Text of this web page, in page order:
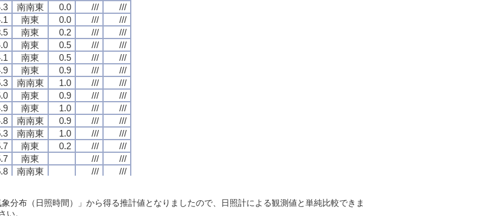
南南東 0.0 ///
///
南東 0.0 ///
///
南東 0.2 ///
///
南東 0.5 ///
///
南東 0.5 ///
///
南東 0.9 ///
///
南南東 1.0 ///
///
南東 0.9 ///
///
南東 1.0 ///
///
南南東 0.9 ///
///
南南東 1.0 ///
///
南東 0.2 ///
///
南東 ///
///
南南東 ///
///
南南東
///
南南東 /// ///
南南東 0.0 ///
///
南東 0.0 ///
///
南東 0.2 ///
///
南東 0.5 ///
///
南東 0.5 ///
///
南東 0.9 ///
///
南南東 1.0 ///
///
南東 0.9 ///
///
南東 1.0 ///
///
南南東 0.9 ///
///
南南東 1.0 ///
///
南東 0.2 ///
///
南東 ///
///
南南東 ///
///
南南東
///
南南東 /// ///
南南東 0.0 ///
///
南東 0.0 ///
///
南東 0.2 ///
///
南東 0.5 ///
///
南東 0.5 ///
///
南東 0.9 ///
///
南南東 1.0 ///
///
南東 0.9 ///
///
南東 1.0 ///
///
南南東 0.9 ///
///
南南東 1.0 ///
///
南東 0.2 ///
///
南東 ///
///
南南東 ///
///
南南東
///
南南東 /// ///
南南東 0.0 ///
///
南東 0.0 ///
///
南東 0.2 ///
///
南東 0.5 ///
///
南東 0.5 ///
///
南東 0.9 ///
///
南南東 1.0 ///
///
南東 0.9 ///
///
南東 1.0 ///
///
南南東 0.9 ///
///
南南東 1.0 ///
///
南東 0.2 ///
///
南東 ///
///
南南東 ///
///
南南東
///
南南東 /// ///
分布（日照時間）」から得る推計値となりましたので、日照計による観測値と単純比較できま
い。